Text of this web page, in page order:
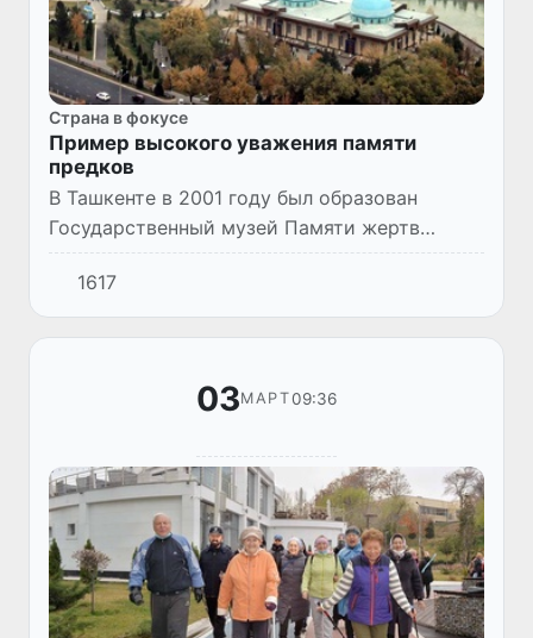
Страна в фокусе
Пример высокого уважения памяти
предков
В Ташкенте в 2001 году был образован
Государственный музей Памяти жертв
репрессий.
1617
03МАРТ09:36